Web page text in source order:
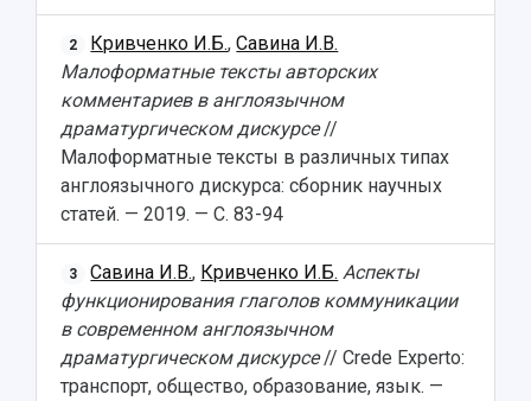
2 Кривченко И.Б.,Савина И.В.
Малоформатные тексты авторских
комментариев в англоязычном
драматургическом дискурсе//
Малоформатные тексты в различных типах
англоязычного дискурса: сборник научных
статей. — 2019. — С. 83-94
3 Савина И.В., Кривченко И.Б. Аспекты
функционирования глаголов коммуникации
в современном англоязычном
драматургическом дискурсе// Crede Experto:
транспорт, общество, образование, язык. —